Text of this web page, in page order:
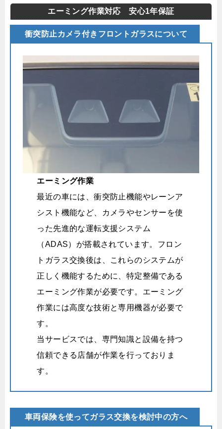
エーミング作業対応 安心1年保証
衝突防止カメラ付きフロントガラスについて
エーミング作業
最近の車には、衝突防止機能やレーンア
シスト機能など、カメラやセンサーを使
った先進的な運転支援システム
（ADAS）が搭載されています。フロン
トガラス交換後は、これらのシステムが
正しく機能するために、特定整備である
エーミング作業が必要です。 エーミング
作業には高度な技術と専用機器が必要で
す。
当サービスでは、専門知識と設備を持つ
信頼できる店舗が作業を行っておりま
す。
車両保険を使ってガラス交換を検討中の方へ